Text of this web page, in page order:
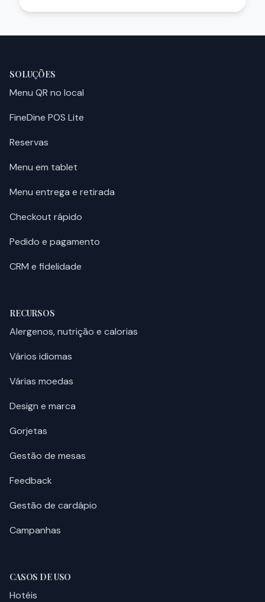
SOLUÇÕES
Menu QR no local
FineDine POS Lite
Reservas
Menu em tablet
Menu entrega e retirada
Checkout rápido
Pedido e pagamento
CRM e fidelidade
RECURSOS
Alergenos, nutrição e calorias
Vários idiomas
Várias moedas
Design e marca
Gorjetas
Gestão de mesas
Feedback
Gestão de cardápio
Campanhas
CASOS DE USO
Hotéis